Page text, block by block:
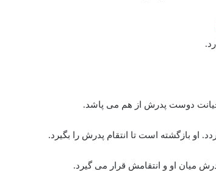
دوست پدرش از هم می پاشد.
میان او و انتقامش قرار می گیرد.